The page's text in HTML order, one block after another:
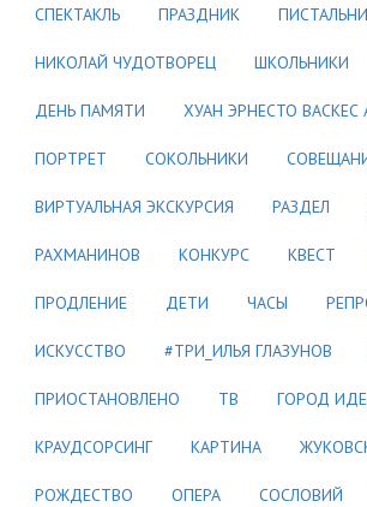
СПЕКТАКЛЬ ПРАЗДНИК
НИКОЛАЙ ЧУДОТВОРЕЦ ШКОЛЬНИКИ
ДЕНЬ ПАМЯТИ ХУАН ЭРНЕСТО ВАСКЕС
ПОРТРЕТ СОКОЛЬНИКИ
ВИРТУАЛЬНАЯ ЭКСКУРСИЯ РАЗДЕЛ
РАХМАНИНОВ КОНКУРС КВЕСТ
ПРОДЛЕНИЕ ДЕТИ ЧАСЫ
ИСКУССТВО #ТРИ_ИЛЬЯ ГЛАЗУНОВ
ПРИОСТАНОВЛЕНО ТВ ГОРОД
КРАУДСОРСИНГ КАРТИНА
РОЖДЕСТВО ОПЕРА СОСЛОВИЙ